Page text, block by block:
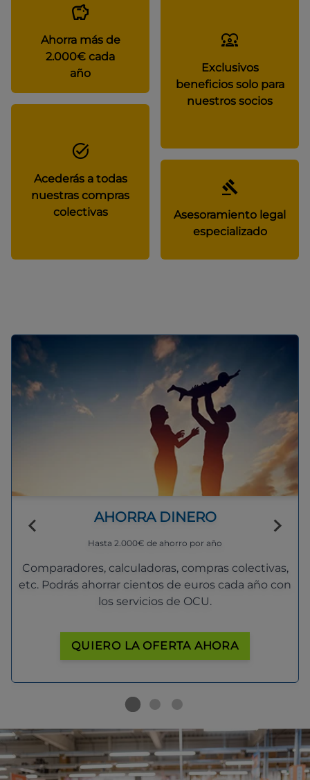
Ahorra más de
2.000€ cada
año
Exclusivos
beneficios solo para
nuestros socios
Acederás a todas
nuestras compras
colectivas
Asesoramiento legal
especializado
AHORRA DINERO
Hasta 2.000€ de ahorro por año
Comparadores, calculadoras, compras colectivas,
etc. Podrás ahorrar cientos de euros cada año con
los servicios de OCU.
QUIERO LA OFERTA AHORA